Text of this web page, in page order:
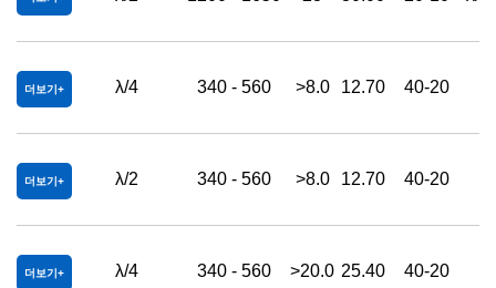
더보기 λ/4 340 - 560 >8.0 12.70 40-20
더보기 λ/2 340 - 560 >8.0 12.70 40-20
더보기 λ/4 340 - 560 >20.0 25.40 40-20